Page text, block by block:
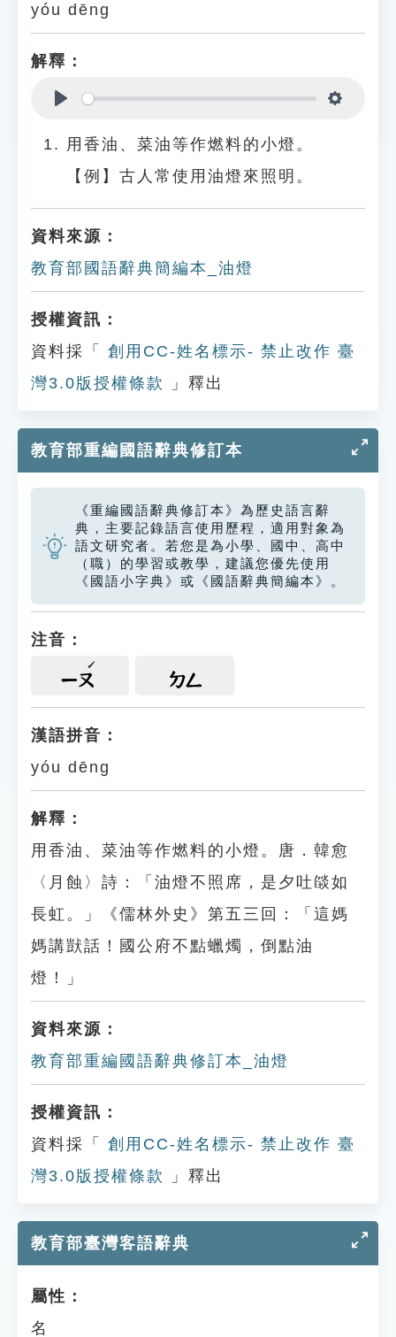
貓頭鷹博士
yóu dēng
解釋：
用香油、菜油等作燃料的小燈。
【例】古人常使用油燈來照明。
資料來源：
教育部國語辭典簡編本_油燈
授權資訊：
資料採「
創用CC-姓名標示- 禁止改作 臺
灣3.0版授權條款
」釋出
教育部重編國語辭典修訂本
《重編國語辭典修訂本》為歷史語言辭
典，主要記錄語言使用歷程，適用對象為
語文研究者。若您是為小學、國中、高中
（職）的學習或教學，建議您優先使用
《國語小字典》或《國語辭典簡編本》。
注音：
ㄧㄡ ㄉㄥ
漢語拼音：
yóu dēng
解釋：
用香油、菜油等作燃料的小燈。唐．韓愈
〈月蝕〉詩：「油燈不照席，是夕吐燄如
長虹。」《儒林外史》第五三回：「這媽
媽講獃話！國公府不點蠟燭，倒點油
燈！」
資料來源：
教育部重編國語辭典修訂本_油燈
授權資訊：
資料採「
創用CC-姓名標示- 禁止改作 臺
灣3.0版授權條款
」釋出
教育部臺灣客語辭典
屬性：
名